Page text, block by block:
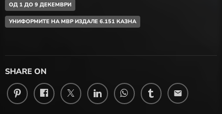
ОД 1 ДО 9 ДЕКЕМВРИ
УНИФОРМИТЕ НА МВР ИЗДАЛЕ 6.151 КАЗНА
SHARE ON
email